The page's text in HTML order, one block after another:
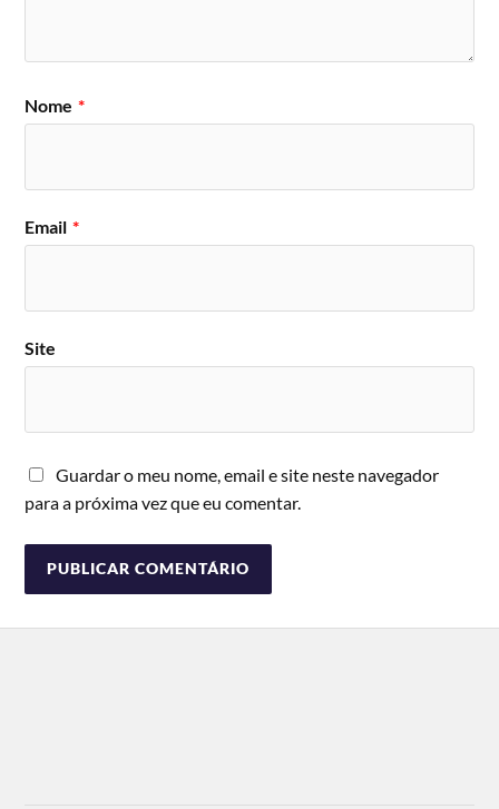
Nome *
Email *
Site
Guardar o meu nome, email e site neste navegador
para a próxima vez que eu comentar.